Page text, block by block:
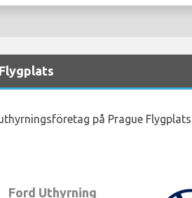
på Prague
Ford Uthyrning